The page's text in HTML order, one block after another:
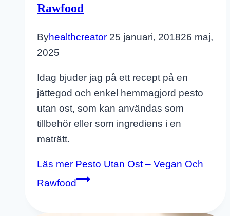
Rawfood
Byhealthcreator 25 januari, 201826 maj,
2025
Idag bjuder jag på ett recept på en
jättegod och enkel hemmagjord pesto
utan ost, som kan användas som
tillbehör eller som ingrediens i en
maträtt.
Läs mer Pesto Utan Ost – Vegan Och
Rawfood